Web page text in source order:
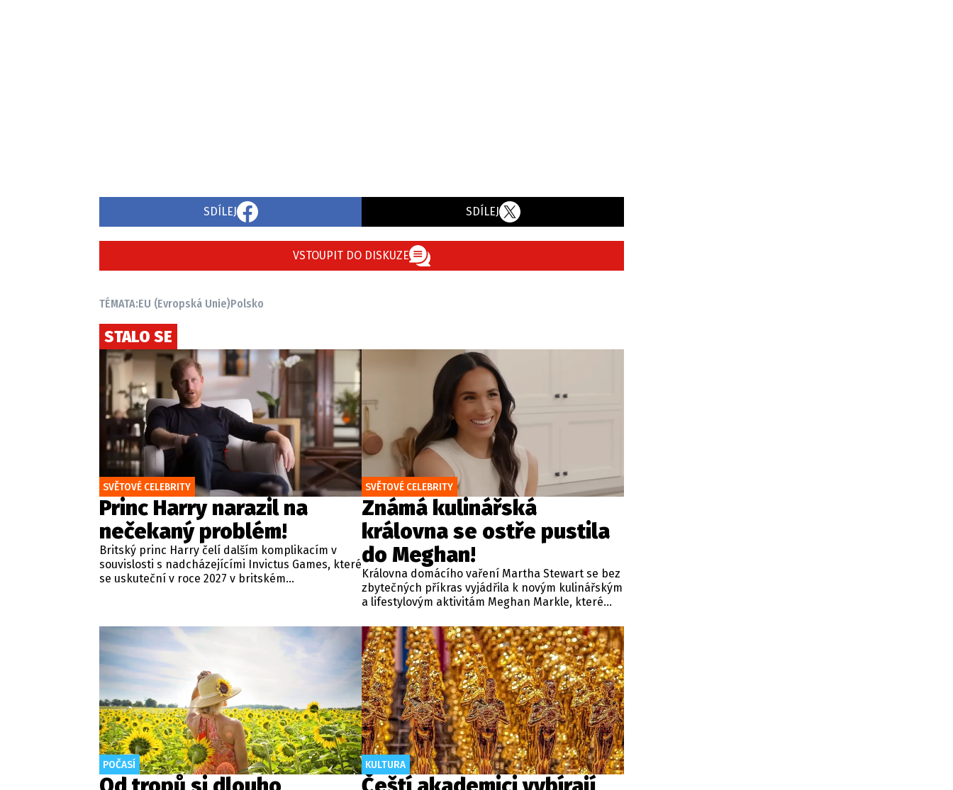
SDÍLEJ SDÍLEJ
VSTOUPIT DO DISKUZE
TÉMATA:EU (Evropská Unie)Polsko
STALO SE
SVĚTOVÉ CELEBRITY
Princ Harry narazil na
nečekaný problém!
Britský princ Harry čelí dalším komplikacím v
souvislosti s nadcházejícími Invictus Games, které
se uskuteční v roce 2027 v britském
SVĚTOVÉ CELEBRITY
Známá kulinářská
královna se ostře pustila
do Meghan!
Královna domácího vaření Martha Stewart se bez
zbytečných příkras vyjádřila k novým kulinářským
a lifestylovým aktivitám Meghan Markle, které
královské rodiny. Obě ženy se nedávno setkaly na
jedné kalifornské večeři, kde spolu prohodily
několik slov, avšak Stewart si své kritické
hodnocení nechala až pro média.
POČASÍ KULTURA